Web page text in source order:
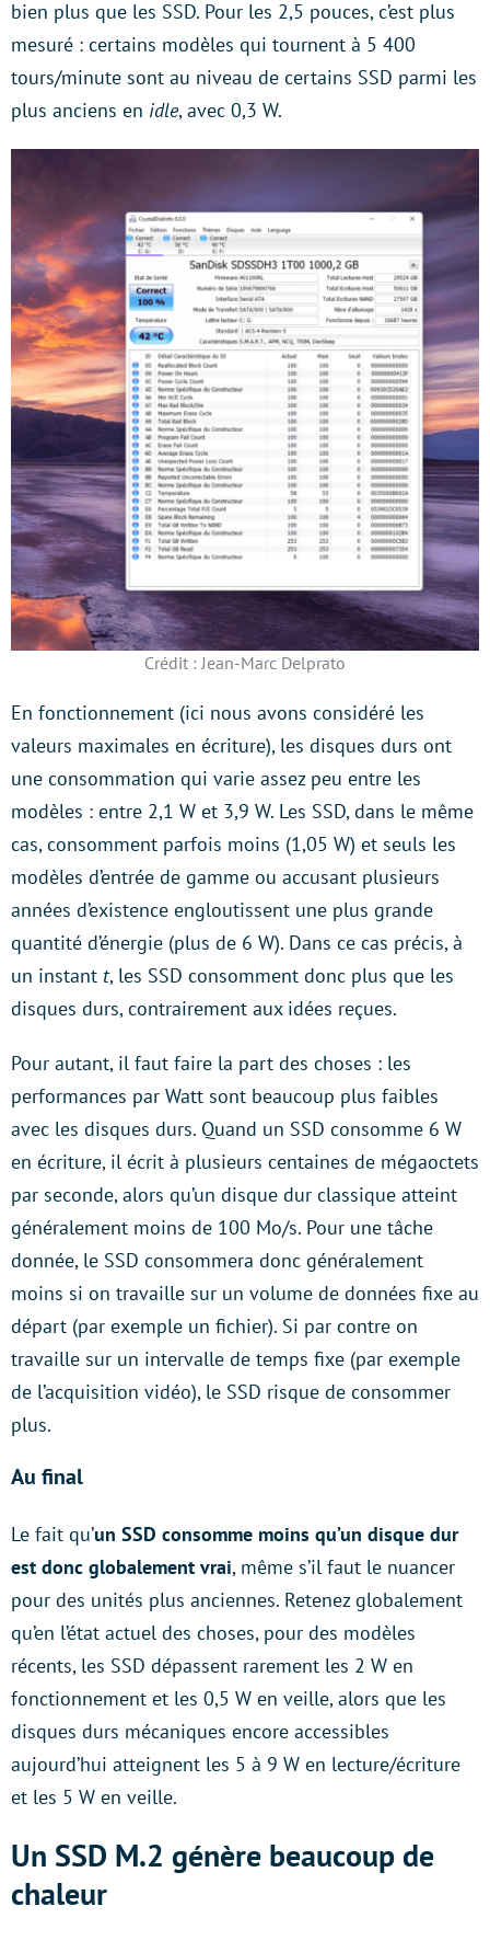
bien plus que les SSD. Pour les 2,5 pouces, c’est plus
mesuré : certains modèles qui tournent à 5 400
tours/minute sont au niveau de certains SSD parmi les
plus anciens en idle, avec 0,3 W.
Crédit : Jean-Marc Delprato
En fonctionnement (ici nous avons considéré les
valeurs maximales en écriture), les disques durs ont
une consommation qui varie assez peu entre les
modèles : entre 2,1 W et 3,9 W. Les SSD, dans le même
cas, consomment parfois moins (1,05 W) et seuls les
modèles d’entrée de gamme ou accusant plusieurs
années d’existence engloutissent une plus grande
quantité d’énergie (plus de 6 W). Dans ce cas précis, à
un instant t, les SSD consomment donc plus que les
disques durs, contrairement aux idées reçues.
Pour autant, il faut faire la part des choses : les
performances par Watt sont beaucoup plus faibles
avec les disques durs. Quand un SSD consomme 6 W
en écriture, il écrit à plusieurs centaines de mégaoctets
par seconde, alors qu’un disque dur classique atteint
généralement moins de 100 Mo/s. Pour une tâche
donnée, le SSD consommera donc généralement
moins si on travaille sur un volume de données fixe au
départ (par exemple un fichier). Si par contre on
travaille sur un intervalle de temps fixe (par exemple
de l’acquisition vidéo), le SSD risque de consommer
plus.
Au final
Le fait qu’un SSD consomme moins qu’un disque dur
est donc globalement vrai, même s’il faut le nuancer
pour des unités plus anciennes. Retenez globalement
qu’en l’état actuel des choses, pour des modèles
récents, les SSD dépassent rarement les 2 W en
fonctionnement et les 0,5 W en veille, alors que les
disques durs mécaniques encore accessibles
aujourd’hui atteignent les 5 à 9 W en lecture/écriture
et les 5 W en veille.
Un SSD M.2 génère beaucoup de
chaleur